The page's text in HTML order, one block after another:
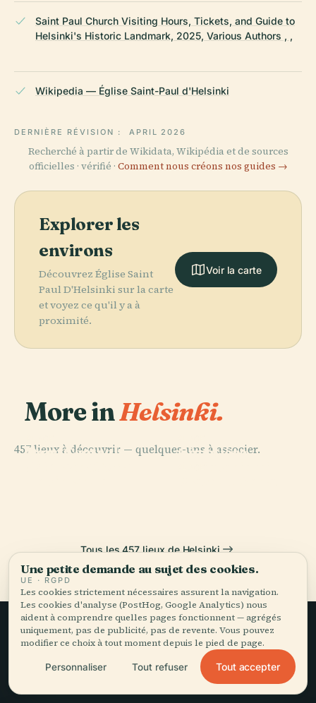
Saint Paul Church Visiting Hours, Tickets, and Guide to
Helsinki's Historic Landmark, 2025, Various Authors , ,
Wikipedia — Église Saint-Paul d'Helsinki
DERNIÈRE RÉVISION : APRIL 2026
Recherché à partir de Wikidata, Wikipédia et de sources
officielles · vérifié · Comment nous créons nos guides →
Explorer les
environs
Découvrez Église Saint
Paul D'Helsinki sur la carte
et voyez ce qu'il y a à
proximité.
Voir la carte
More inHelsinki.
457 lieux à découvrir — quelques-uns à associer.
Parc Central
Cimetière
PLACE
Tous les 457 lieux de Helsinki
Le voyage lent,
bien raconté.
Une petite demande au sujet des cookies.
UE · RGPD
Les cookies strictement nécessaires assurent la navigation.
Les cookies d'analyse (PostHog, Google Analytics) nous
aident à comprendre quelles pages fonctionnent — agrégés
uniquement, pas de publicité, pas de revente. Vous pouvez
modifier ce choix à tout moment depuis le pied de page.
Personnaliser Tout refuser Tout accepter